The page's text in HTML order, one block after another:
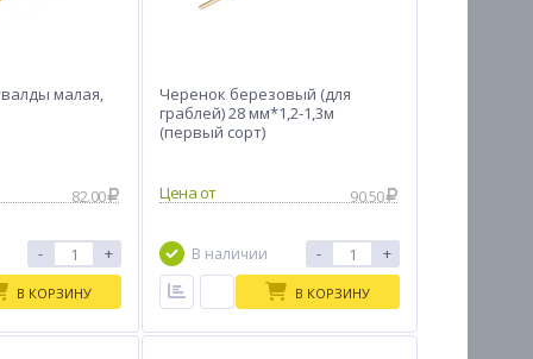
малая,
82.00
- +
В КОРЗИНУ
Черенок березовый (для
граблей) 28 мм*1,2-1,3м
(первый сорт)
Цена от 90.50
В наличии - +
В КОРЗИНУ